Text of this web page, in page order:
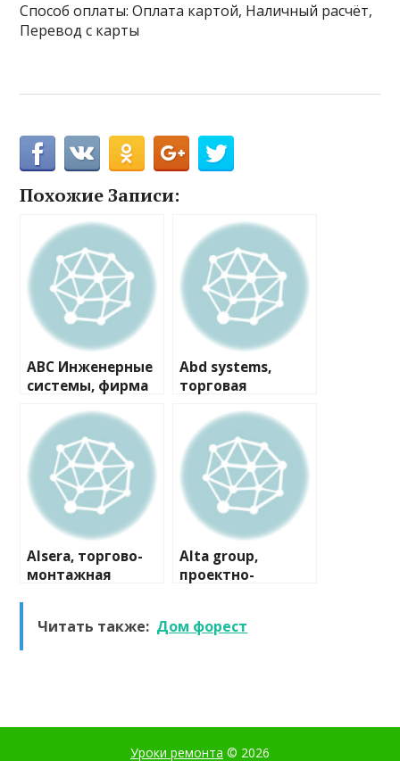
Способ оплаты: Оплата картой, Наличный расчёт,
Перевод с карты
Похожие Записи:
ABC Инженерные
системы, фирма
Abd systems,
торговая
Alsera, торгово-
монтажная
Alta group,
проектно-
Читать также: Дом форест
Уроки ремонта © 2026